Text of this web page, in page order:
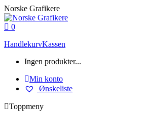
Skip
to
content
Norske Grafikere
0
HandlekurvKassen
Ingen produkter...
Min konto
Ønskeliste
Toppmeny